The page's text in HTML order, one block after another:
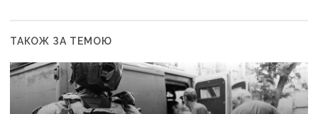
ТАКОЖ ЗА ТЕМОЮ